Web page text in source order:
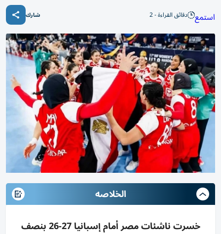
استمع دقائق القراءة - 2 شارك
الخلاصه
خسرت ناشئات مصر أمام إسبانيا 27-26 بنصف